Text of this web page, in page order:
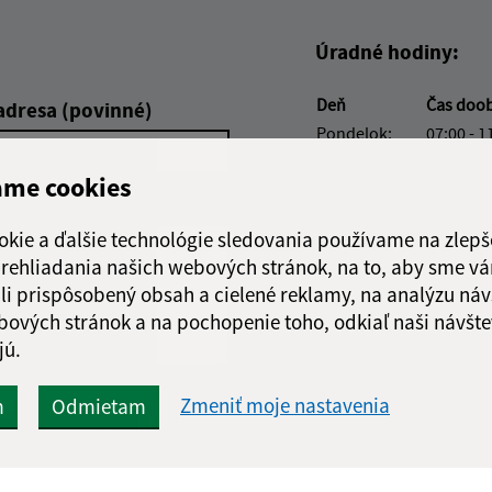
cookies
a ďalšie technológie sledovania používame na
našich webových stránok, na to, aby sme
prispôsobený obsah a cielené reklamy, na analýzu
stránok a na pochopenie toho, odkiaľ naši
Odmietam Zmeniť moje nastavenia
(povinné)
Google reCaptcha Response
Odoslať správu
Úradné hodiny:
Deň
Čas
Pondelok:
07:00 -
Piatok:
07:00 -
Obedňajšia